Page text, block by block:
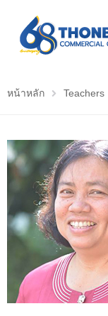
หน้าหลัก Teachers